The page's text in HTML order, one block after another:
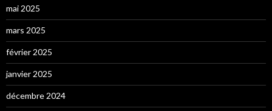
mai 2025
mars 2025
février 2025
janvier 2025
décembre 2024